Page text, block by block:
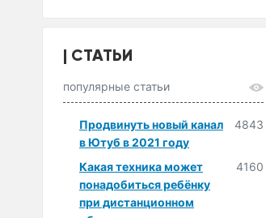
СТАТЬИ
популярные статьи
Продвинуть новый канал
в Ютуб в 2021 году
4843
Какая техника может
понадобиться ребёнку
при дистанционном
4160